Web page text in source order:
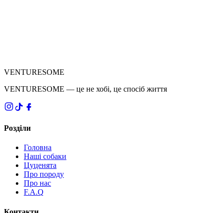
VENTURESOME
VENTURESOME — це не хобі, це спосіб життя
Розділи
Головна
Наші собаки
Цуценята
Про породу
Про нас
F.A.Q